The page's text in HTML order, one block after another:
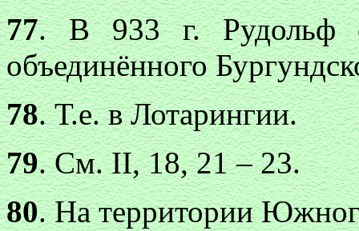
77. В 933 г. Рудольф
объединённого
78. Т.е. в Лотарингии.
79. См. II, 18, 21 – 23.
80. На территории